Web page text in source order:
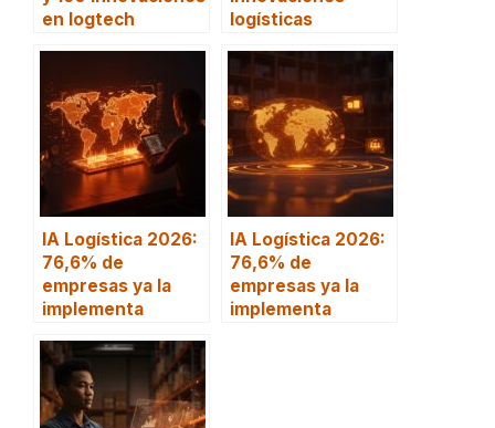
en logtech
logísticas
IA Logística 2026:
76,6% de
empresas ya la
implementa
IA Logística 2026:
76,6% de
empresas ya la
implementa